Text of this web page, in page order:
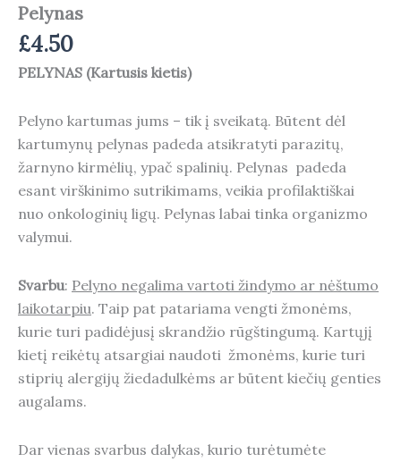
Pelynas
£4.50
PELYNAS (Kartusis kietis)
Pelyno kartumas jums – tik į sveikatą. Būtent dėl
kartumynų pelynas padeda atsikratyti parazitų,
žarnyno kirmėlių, ypač spalinių. Pelynas padeda
esant virškinimo sutrikimams, veikia profilaktiškai
nuo onkologinių ligų. Pelynas labai tinka organizmo
valymui.
Svarbu: Pelyno negalima vartoti žindymo ar nėštumo
laikotarpiu. Taip pat patariama vengti žmonėms,
kurie turi padidėjusį skrandžio rūgštingumą. Kartųjį
kietį reikėtų atsargiai naudoti žmonėms, kurie turi
stiprių alergijų žiedadulkėms ar būtent kiečių genties
augalams.
Dar vienas svarbus dalykas, kurio turėtumėte